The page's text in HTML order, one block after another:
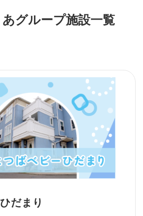
グループ施設一覧
だまり